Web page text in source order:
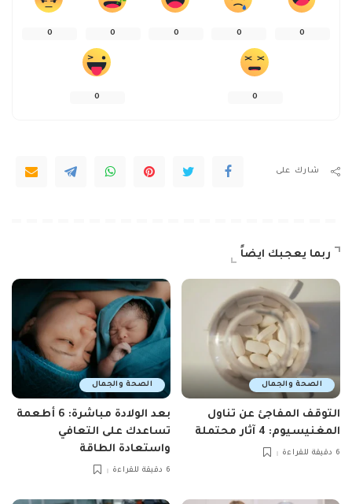
0
0
0
0
0
0
0
شارك على
ربما يعجبك ايضاً
الصحة والجمال
التوقف المفاجئ عن تناول
المغنيسيوم: 4 آثار محتملة
6 دقيقة للقراءة
الصحة والجمال
بعد الولادة مباشرة: 6 أطعمة
تساعدك على التعافي
واستعادة الطاقة
6 دقيقة للقراءة